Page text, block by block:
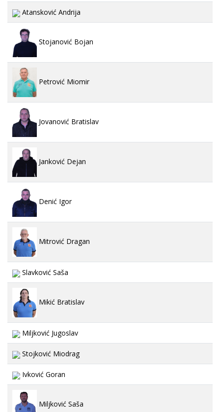
Atansković Andrija
Stojanović Bojan
Petrović Miomir
Jovanović Bratislav
Janković Dejan
Denić Igor
Mitrović Dragan
Slavković Saša
Mikić Bratislav
Miljković Jugoslav
Stojković Miodrag
Ivković Goran
Miljković Saša